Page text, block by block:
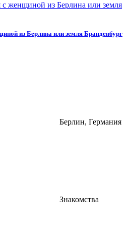
из Берлина или земля Бранденбург
Берлин, Германия
Знакомства